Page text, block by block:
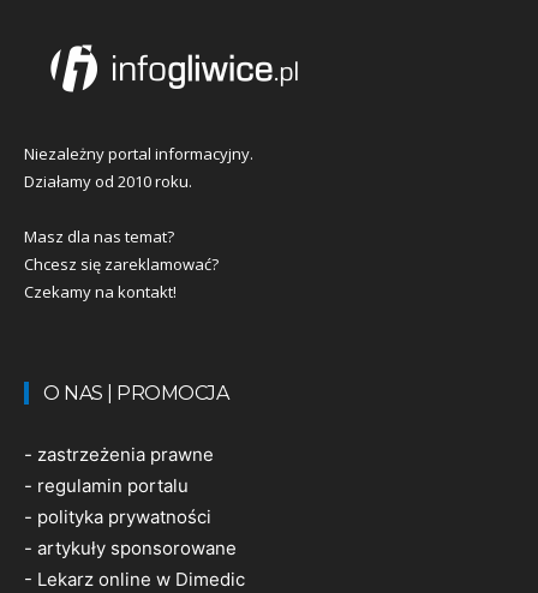
Niezależny portal informacyjny.
Działamy od 2010 roku.
Masz dla nas temat?
Chcesz się zareklamować?
Czekamy na kontakt!
O NAS | PROMOCJA
- zastrzeżenia prawne
- regulamin portalu
- polityka prywatności
- artykuły sponsorowane
- Lekarz online w Dimedic